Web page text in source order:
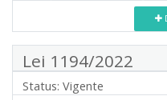
Lei 1194/2022
Status: Vigente